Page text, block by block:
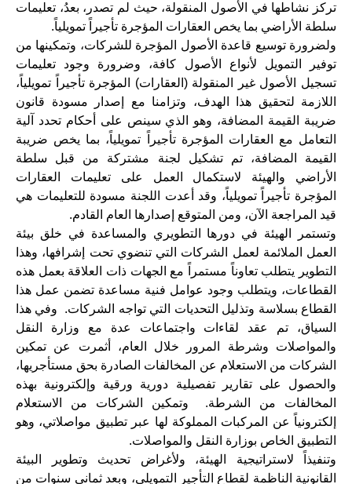
تركز نشاطها في الأصول المنقولة، حيث لم تصدر، بعدُ، تعليمات
سلطة الأراضي بما يخص العقارات المؤجرة تأجيراً تمويلياً.
ولضرورة توسيع قاعدة الأصول المؤجرة للشركات، وتمكينها من
توفير التمويل لأنواع الأصول كافة، وضرورة وجود تعليمات
تسجيل الأصول غير المنقولة (العقارات) المؤجرة تأجيراً تمويلياً،
اللازمة لتحقيق هذا الهدف، وتزامنا مع إصدار مسودة قانون
ضريبة القيمة المضافة، وهو الذي سينص على أحكام تحدد آلية
التعامل مع العقارات المؤجرة تأجيراً تمويلياً، بما يخص ضريبة
القيمة المضافة، تم تشكيل لجنة مشتركة من قبل سلطة
الأراضي والهيئة لاستكمال العمل على تعليمات العقارات
المؤجرة تأجيراً تمويلياً، وقد أعدت اللجنة مسودة للتعليمات هي
قيد المراجعة الآن، ومن المتوقع إصدارها العام القادم.
وتستمر الهيئة في دورها التطويري والمساعدة في خلق بيئة
العمل الملائمة لعمل الشركات التي تنضوي تحت إشرافها، وهذا
التطوير يتطلب تعاوناً مستمراً مع الجهات ذات العلاقة بعمل هذه
القطاعات، ويتطلب وجود عوامل فنية مساعدة تضمن عمل هذا
القطاع بسلاسة وتذليل التحديات التي تواجه الشركات. وفي هذا
السياق، تم عقد لقاءات واجتماعات عدة مع وزارة النقل
والمواصلات وشرطة المرور خلال العام، أثمرت عن تمكين
الشركات من الاستعلام عن المخالفات الصادرة بحق مستأجريها،
والحصول على تقارير تفصيلية دورية ورقية وإلكترونية بهذه
المخالفات من الشرطة. وتمكين الشركات من الاستعلام
إلكترونياً عن المركبات المملوكة لها عبر تطبيق مواصلاتي، وهو
التطبيق الخاص بوزارة النقل والمواصلات.
وتنفيذاً لاستراتيجية الهيئة، ولأغراض تحديث وتطوير البيئة
القانونية الناظمة لقطاع التأجير التمويلي، وبعد ثماني سنوات من